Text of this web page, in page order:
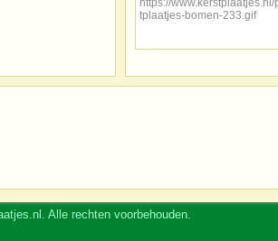
Alle rechten voorbehouden.